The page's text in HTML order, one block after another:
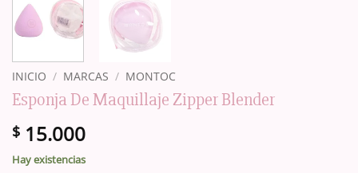
INICIO / MARCAS / MONTOC
Esponja De Maquillaje Zipper Blender
$ 15.000
Hay existencias